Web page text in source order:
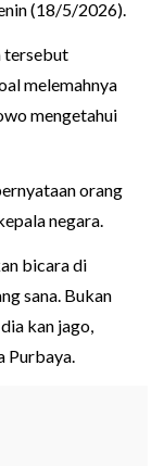
(18/5/2026).
tersebut
melemahnya
mengetahui
orang
negara.
bicara di
sana. Bukan
kan jago,
Purbaya.